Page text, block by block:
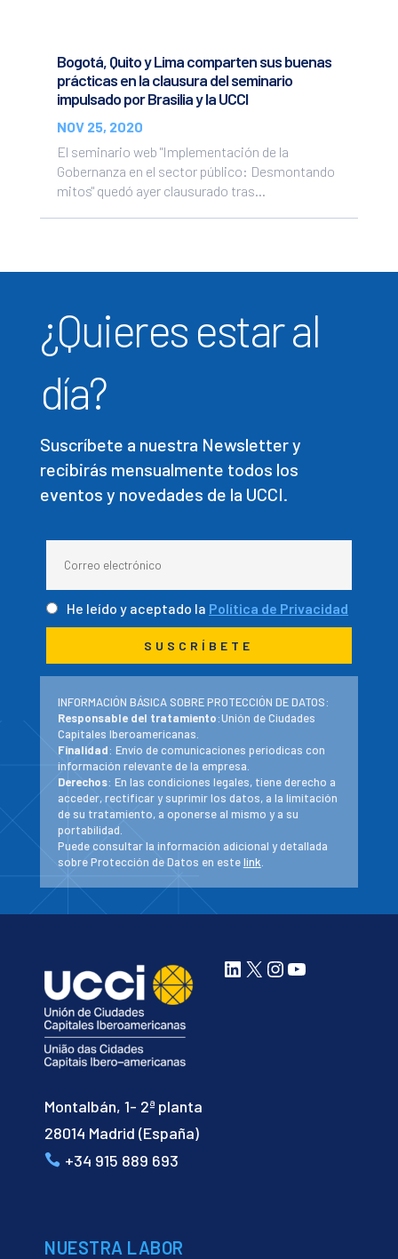
Bogotá, Quito y Lima comparten sus buenas
prácticas en la clausura del seminario
impulsado por Brasilia y la UCCI
NOV 25, 2020
El seminario web "Implementación de la
Gobernanza en el sector público: Desmontando
mitos" quedó ayer clausurado tras...
¿Quieres estar al
día?
Suscríbete a nuestra Newsletter y
recibirás mensualmente todos los
eventos y novedades de la UCCI.
He leído y aceptado la Política de Privacidad
INFORMACIÓN BÁSICA SOBRE PROTECCIÓN DE DATOS:
Responsable del tratamiento:Unión de Ciudades
Capitales Iberoamericanas.
Finalidad: Envío de comunicaciones periodicas con
información relevante de la empresa.
Derechos: En las condiciones legales, tiene derecho a
acceder, rectificar y suprimir los datos, a la limitación
de su tratamiento, a oponerse al mismo y a su
portabilidad.
Puede consultar la información adicional y detallada
sobre Protección de Datos en estelink
Montalbán, 1- 2ª planta
28014 Madrid (España)
+34 915 889 693
LinkedIn
X Instagram
YouTube
NUESTRA LABOR